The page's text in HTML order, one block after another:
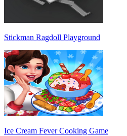
Stickman Ragdoll Playground
Ice Cream Fever Cooking Game